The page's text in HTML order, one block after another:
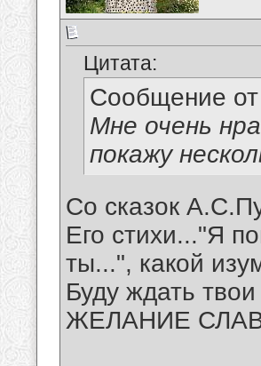
Цитата:
Сообщение от
Мне очень
покажу
Со сказок
Его стихи..."Я
ты...", какой
Буду ждать
ЖЕЛАНИЕ